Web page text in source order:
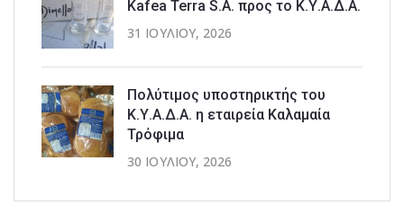
Kafea Terra S.A. προς το Κ.Υ.Α.Δ.Α.
31 ΙΟΥΛΊΟΥ, 2026
Πολύτιμος υποστηρικτής του
Κ.Υ.Α.Δ.Α. η εταιρεία Καλαμαία
Τρόφιμα
30 ΙΟΥΛΊΟΥ, 2026